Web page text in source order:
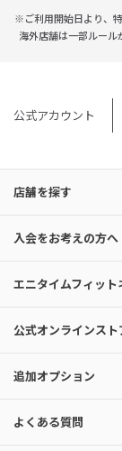
※ご利用開始日より、
海外店舗は一部ルール
公式アカウント
店舗を探す
入会をお考えの方へ
エニタイムフィット
公式オンラインスト
追加オプション
よくある質問